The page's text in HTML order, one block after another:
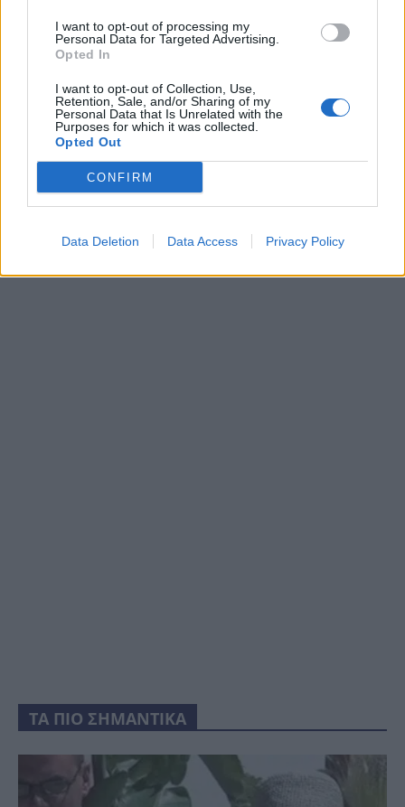
I want to opt-out of processing my
Personal Data for Targeted Advertising.
Opted In
I want to opt-out of Collection, Use,
Retention, Sale, and/or Sharing of my
Personal Data that Is Unrelated with the
Purposes for which it was collected.
Opted Out
CONFIRM
Data Deletion Data Access Privacy Policy
ΤΑ ΠΙΟ ΣΗΜΑΝΤΙΚΑ